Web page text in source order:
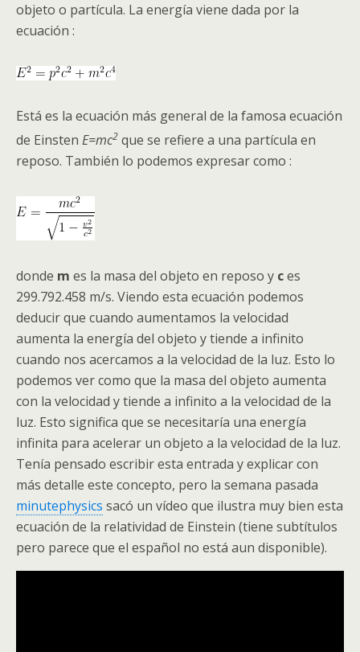
objeto o partícula. La energía viene dada por la
ecuación :
Está es la ecuación más general de la famosa ecuación
de Einsten E=mc2 que se refiere a una partícula en
reposo. También lo podemos expresar como :
donde m es la masa del objeto en reposo y ces
299.792.458 m/s. Viendo esta ecuación podemos
deducir que cuando aumentamos la velocidad
aumenta la energía del objeto y tiende a infinito
cuando nos acercamos a la velocidad de la luz. Esto lo
podemos ver como que la masa del objeto aumenta
con la velocidad y tiende a infinito a la velocidad de la
luz. Esto significa que se necesitaría una energía
infinita para acelerar un objeto a la velocidad de la luz.
Tenía pensado escribir esta entrada y explicar con
más detalle este concepto, pero la semana pasada
minutephysics sacó un vídeo que ilustra muy bien esta
ecuación de la relatividad de Einstein (tiene subtítulos
pero parece que el español no está aun disponible).